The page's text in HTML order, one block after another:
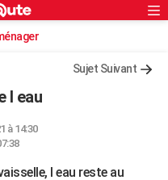
Sujet Suivant
l eau
à 14:30
l eau reste au